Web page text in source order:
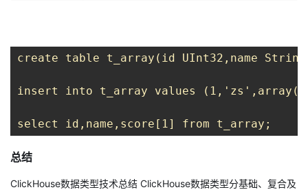
create table t_array(id UInt32,name
insert into t_array values
select id,name,score[1] from t_array;
总结
ClickHouse数据类型技术总结 ClickHouse数据类型分基础、复合及